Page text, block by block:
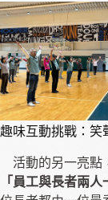
趣味互動挑戰：笑
活動的另一亮點
「員工與長者兩